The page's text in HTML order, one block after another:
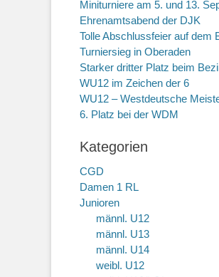
Miniturniere am 5. und 13.
Ehrenamtsabend der DJK
Tolle Abschlussfeier auf dem
Turniersieg in Oberaden
Starker dritter Platz beim
WU12 im Zeichen der 6
WU12 – Westdeutsche
6. Platz bei der WDM
Kategorien
CGD
Damen 1 RL
Junioren
männl. U12
männl. U13
männl. U14
weibl. U12